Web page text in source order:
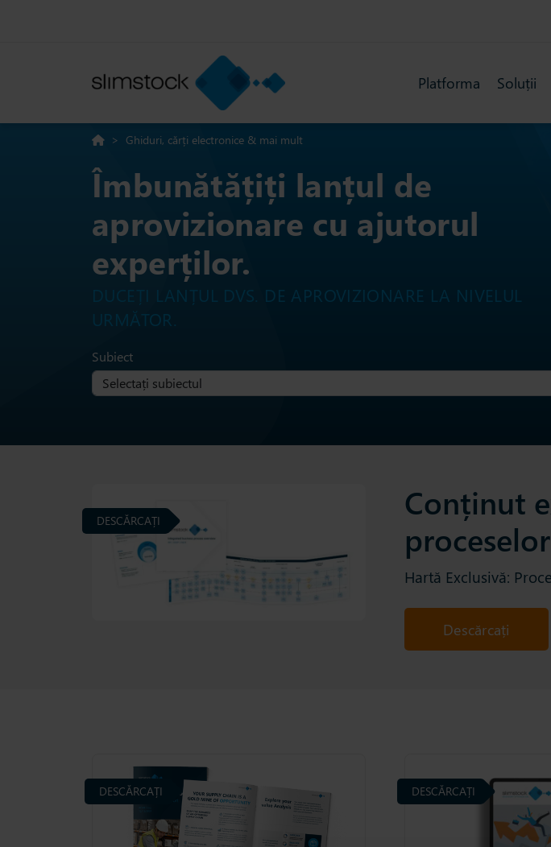
Platforma Soluții
> Ghiduri, cărți electronice & mai mult
Îmbunătățiți lanțul de
aprovizionare cu ajutorul
experților.
DUCEȚI LANȚUL DVS. DE APROVIZIONARE LA NIVELUL
URMĂTOR.
Subiect
Conținut
Hartă Exclusivă:
Descărcați
DESCĂRCAȚI
DESCĂRCAȚI DESCĂRCAȚI